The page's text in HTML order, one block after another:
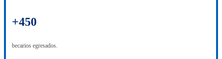
+450
becarios egresados.